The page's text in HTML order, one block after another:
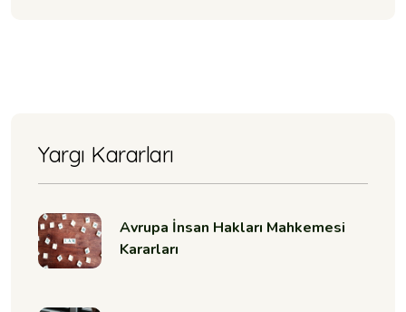
Yargı Kararları
Avrupa İnsan Hakları Mahkemesi
Kararları